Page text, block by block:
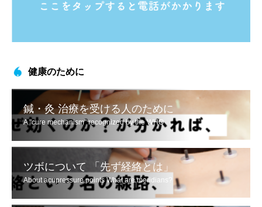
健康のために
鍼・灸 治療を受ける人のために
A "cure mechanism" recognized by the WHO
ツボについて 「先ず経絡とは」
About acupressure points What are meridians?